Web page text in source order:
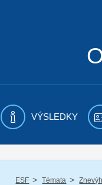
VÝSLEDKY
ESF / Témata /